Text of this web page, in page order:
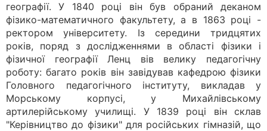
географії. У 1840 році він був обраний деканом
фізико-математичного факультету, а в 1863 році -
ректором університету. Із середини тридцятих
років, поряд з дослідженнями в області фізики і
фізичної географії Ленц вів велику педагогічну
роботу: багато років він завідував кафедрою фізики
Головного педагогічного інституту, викладав у
Морському корпусі, у Михайлівському
артилерійському училищі. У 1839 році він склав
"Керівництво до фізики" для російських гімназій, що